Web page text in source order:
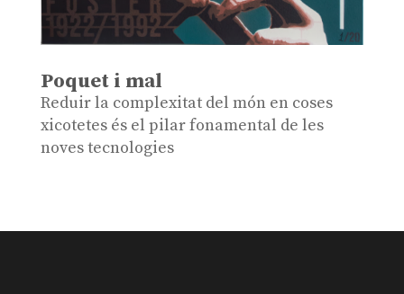
Poquet i mal
Reduir la complexitat del món en coses
xicotetes és el pilar fonamental de les
noves tecnologies